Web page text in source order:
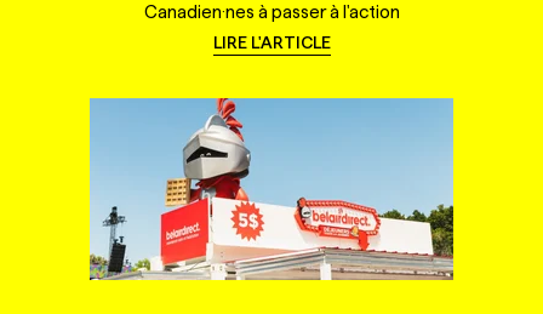
Canadien·nes à passer à l'action
LIRE L'ARTICLE